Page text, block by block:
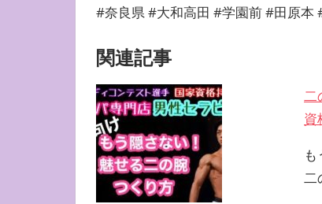
#奈良県 #大和高田 #学園前 #田原本
関連記事
二
資